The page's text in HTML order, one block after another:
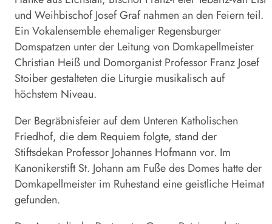
und Weihbischof Josef Graf nahmen an den Feiern teil.
Ein Vokalensemble ehemaliger Regensburger
Domspatzen unter der Leitung von Domkapellmeister
Christian Heiß und Domorganist Professor Franz Josef
Stoiber gestalteten die Liturgie musikalisch auf
höchstem Niveau.
Der Begräbnisfeier auf dem Unteren Katholischen
Friedhof, die dem Requiem folgte, stand der
Stiftsdekan Professor Johannes Hofmann vor. Im
Kanonikerstift St. Johann am Fuße des Domes hatte der
Domkapellmeister im Ruhestand eine geistliche Heimat
gefunden.